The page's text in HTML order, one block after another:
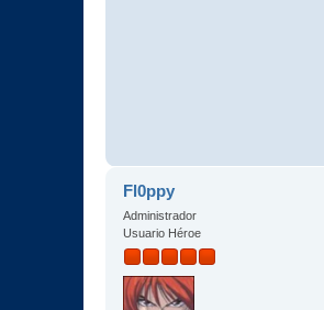
Fl0ppy
Administrador
Usuario Héroe